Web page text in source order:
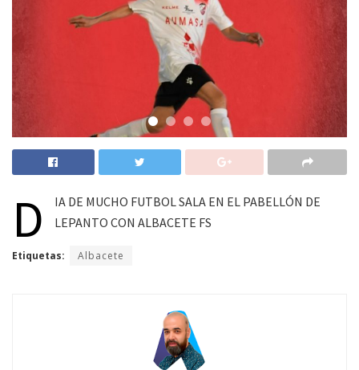
D
IA DE MUCHO FUTBOL SALA EN EL PABELLÓN DE
LEPANTO CON ALBACETE FS
Etiquetas: Albacete